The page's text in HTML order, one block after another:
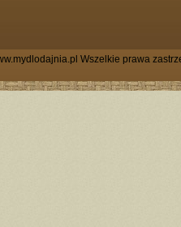
Wszelkie prawa